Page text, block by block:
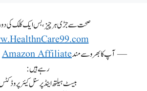
صحت سے جڑی ہر چیز، بس ایک کلک کی
— آپ کا بھروسے مندAmazon Affiliate
رہے ہیں:
بیسٹ ہیلتھ اینڈ پرسنل کیئر